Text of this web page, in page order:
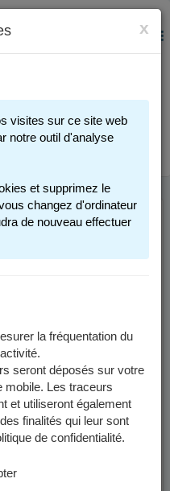
Connexion
MENU
x
visites sur ce site web
notre outil d'analyse
et supprimez le
changez d'ordinateur
de nouveau effectuer
la fréquentation du
seront déposés sur votre
mobile. Les traceurs
et utiliseront également
finalités qui leur sont
de confidentialité.